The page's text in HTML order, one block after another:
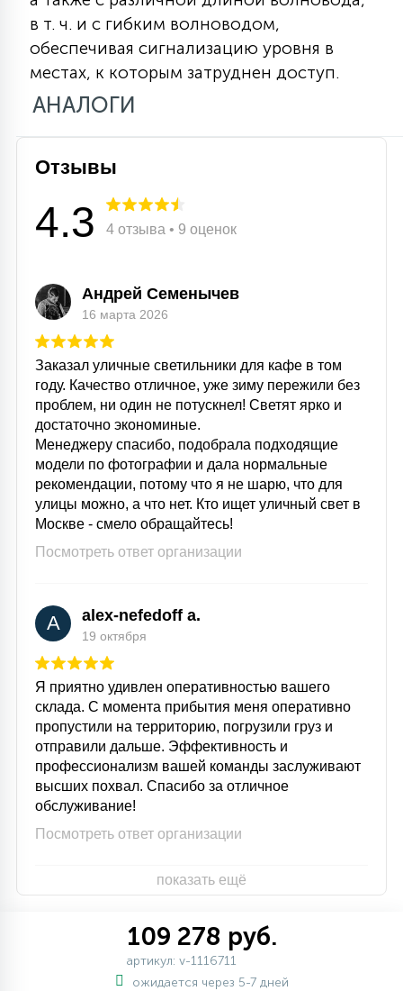
С УПРАВЛЕНИЕМ
АКСЕССУАРЫ
в т. ч. и с гибким волноводом,
обеспечивая сигнализацию уровня в
местах, к которым затруднен доступ.
АНАЛОГИ
Отзывы
4.3 4 отзыва • 9 оценок
Андрей Семенычев
16 марта 2026
Заказал уличные светильники для кафе в том
году. Качество отличное, уже зиму пережили без
проблем, ни один не потускнел! Светят ярко и
достаточно экономиные.
Менеджеру спасибо, подобрала подходящие
модели по фотографии и дала нормальные
рекомендации, потому что я не шарю, что для
улицы можно, а что нет. Кто ищет уличный свет в
Москве - смело обращайтесь!
Посмотреть ответ организации
A alex-nefedoff a.
19 октября
Я приятно удивлен оперативностью вашего
склада. С момента прибытия меня оперативно
пропустили на территорию, погрузили груз и
отправили дальше. Эффективность и
профессионализм вашей команды заслуживают
высших похвал. Спасибо за отличное
обслуживание!
Посмотреть ответ организации
показать ещё
109 278 руб.
артикул: v-1116711
ожидается через 5-7 дней